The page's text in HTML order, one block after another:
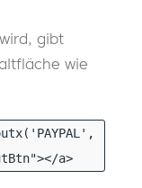
gibt
wie
a>